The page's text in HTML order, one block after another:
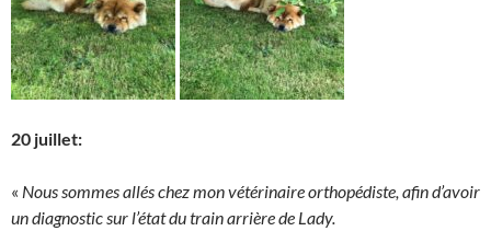
20 juillet:
« Nous sommes allés chez mon vétérinaire orthopédiste, afin d’avoir
un diagnostic sur l’état du train arrière de Lady.